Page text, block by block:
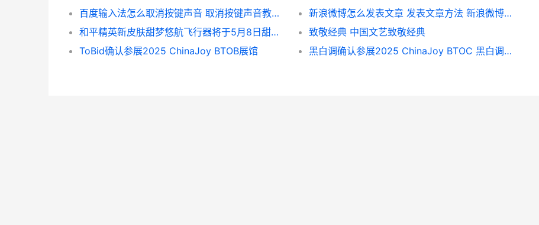
百度输入法怎么取消按键声音 取消按键声音教程 百度输入法怎么打出拼音声调
新浪微博怎么发表文章 发表文章方法 新浪微博怎么发布作品
和平精英新皮肤甜梦悠航飞行器将于5月8日甜蜜上线 和平精英新皮肤拉面少女
致敬经典 中国文艺致敬经典
ToBid确认参展2025 ChinaJoy BTOB展馆
黑白调确认参展2025 ChinaJoy BTOC 黑白调官方旗舰店